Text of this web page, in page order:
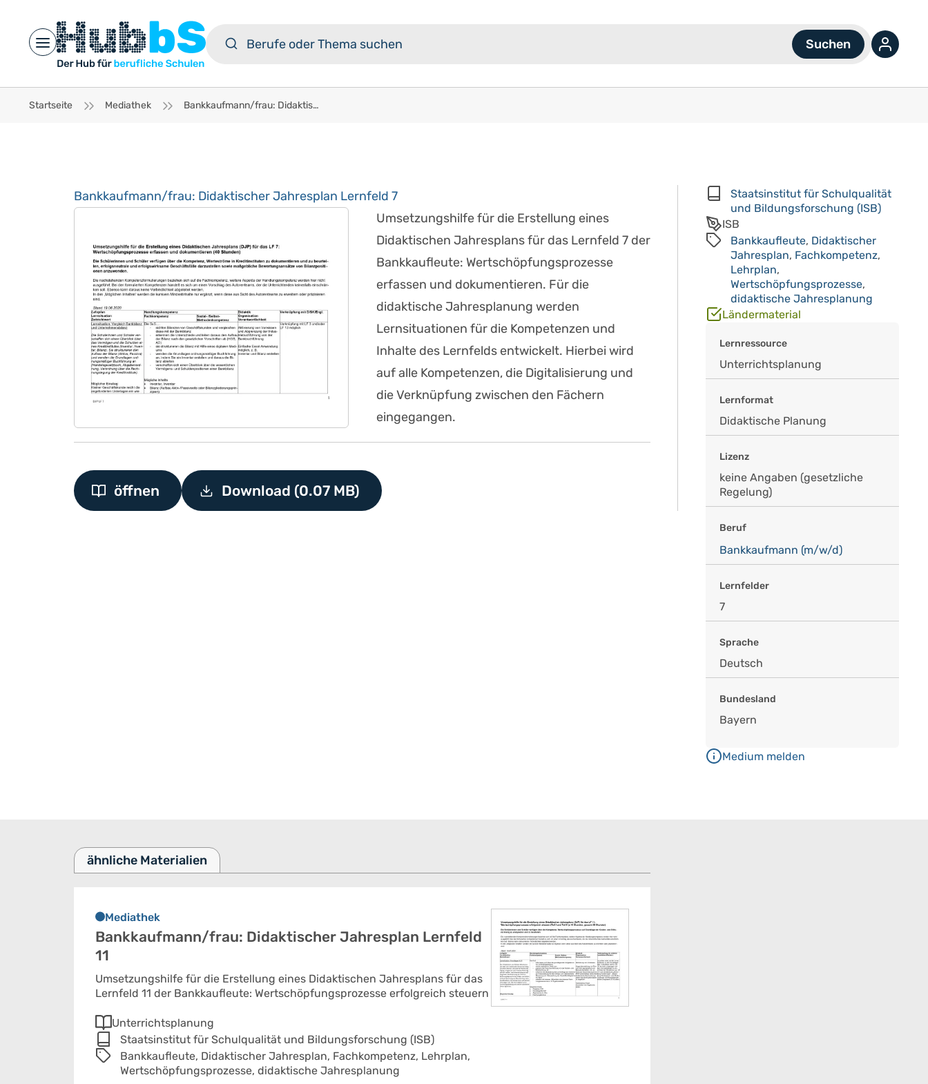
Open main menu
Startseite Mediathek Bankkaufmann/frau: Didaktischer Jahresplan Lernfeld 7
Bankkaufmann/frau: Didaktischer Jahresplan Lernfeld 7
Umsetzungshilfe für die Erstellung eines
Didaktischen Jahresplans für das Lernfeld 7 der
Bankkaufleute: Wertschöpfungsprozesse
erfassen und dokumentieren. Für die
didaktische Jahresplanung werden
Lernsituationen für die Kompetenzen und
Inhalte des Lernfelds entwickelt. Hierbei wird
auf alle Kompetenzen, die Digitalisierung und
die Verknüpfung zwischen den Fächern
eingegangen.
öffnen Download (0.07 MB)
Staatsinstitut für Schulqualität
und Bildungsforschung (ISB)
ISB
Bankkaufleute, Didaktischer
Jahresplan, Fachkompetenz,
Lehrplan,
Wertschöpfungsprozesse,
didaktische Jahresplanung
Ländermaterial
Lernressource
Unterrichtsplanung
Lernformat
Didaktische Planung
Lizenz
keine Angaben (gesetzliche
Regelung)
Beruf
Bankkaufmann (m/w/d)
Lernfelder
7
Sprache
Deutsch
Bundesland
Bayern
Medium melden
ähnliche Materialien
Mediathek
Bankkaufmann/frau: Didaktischer Jahresplan Lernfeld
11
Umsetzungshilfe für die Erstellung eines Didaktischen Jahresplans für das
Lernfeld 11 der Bankkaufleute: Wertschöpfungsprozesse erfolgreich steuern
Unterrichtsplanung
Staatsinstitut für Schulqualität und Bildungsforschung (ISB)
Bankkaufleute, Didaktischer Jahresplan, Fachkompetenz, Lehrplan,
Wertschöpfungsprozesse, didaktische Jahresplanung